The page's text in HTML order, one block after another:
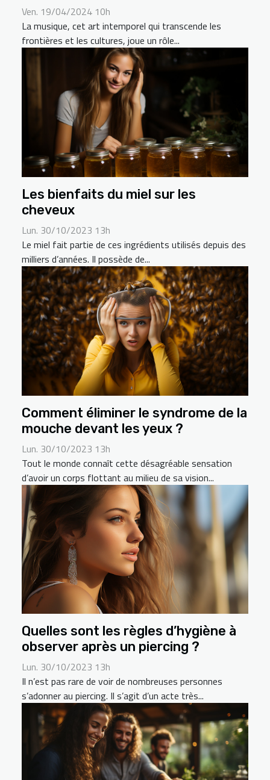
Ven. 19/04/2024 10h
La musique, cet art intemporel qui transcende les
frontières et les cultures, joue un rôle...
Les bienfaits du miel sur les
cheveux
Lun. 30/10/2023 13h
Le miel fait partie de ces ingrédients utilisés depuis des
milliers d’années. Il possède de...
Comment éliminer le syndrome de la
mouche devant les yeux ?
Lun. 30/10/2023 13h
Tout le monde connaît cette désagréable sensation
d’avoir un corps flottant au milieu de sa vision...
Quelles sont les règles d’hygiène à
observer après un piercing ?
Lun. 30/10/2023 13h
Il n’est pas rare de voir de nombreuses personnes
s’adonner au piercing. Il s’agit d’un acte très...